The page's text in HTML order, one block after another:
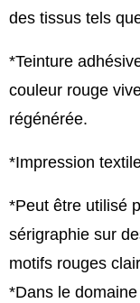
des tissus tels
*Teinture
couleur rouge
régénérée.
*Impression
*Peut être utilisé
sérigraphie sur
motifs rouges
*Dans le